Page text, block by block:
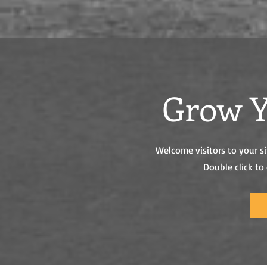
Grow
Welcome visitors to your
Double click